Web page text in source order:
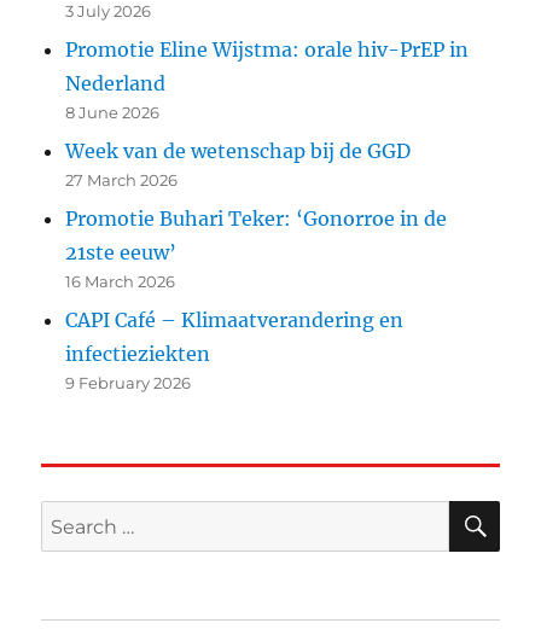
3 July 2026
Promotie Eline Wijstma: orale hiv-PrEP in
Nederland
8 June 2026
Week van de wetenschap bij de GGD
27 March 2026
Promotie Buhari Teker: ‘Gonorroe in de
21ste eeuw’
16 March 2026
CAPI Café – Klimaatverandering en
infectieziekten
9 February 2026
Search
for: